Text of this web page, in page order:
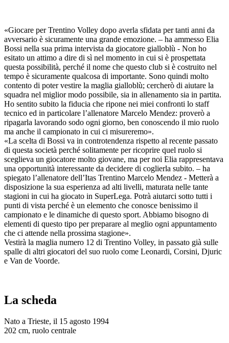
«Giocare per Trentino Volley dopo averla sfidata per tanti anni da
avversario è sicuramente una grande emozione. – ha ammesso Elia
Bossi nella sua prima intervista da giocatore gialloblù - Non ho
esitato un attimo a dire di sì nel momento in cui si è prospettata
questa possibilità, perché il nome che questo club si è costruito nel
tempo è sicuramente qualcosa di importante. Sono quindi molto
contento di poter vestire la maglia gialloblù; cercherò di aiutare la
squadra nel miglior modo possibile, sia in allenamento sia in partita.
Ho sentito subito la fiducia che ripone nei miei confronti lo staff
tecnico ed in particolare l’allenatore Marcelo Mendez: proverò a
ripagarla lavorando sodo ogni giorno, ben conoscendo il mio ruolo
ma anche il campionato in cui ci misureremo».
«La scelta di Bossi va in controtendenza rispetto al recente passato
di questa società perché solitamente per ricoprire quel ruolo si
sceglieva un giocatore molto giovane, ma per noi Elia rappresentava
una opportunità interessante da decidere di coglierla subito. – ha
spiegato l’allenatore dell’Itas Trentino Marcelo Mendez - Metterà a
disposizione la sua esperienza ad alti livelli, maturata nelle tante
stagioni in cui ha giocato in SuperLega. Potrà aiutarci sotto tutti i
punti di vista perché è un elemento che conosce benissimo il
campionato e le dinamiche di questo sport. Abbiamo bisogno di
elementi di questo tipo per preparare al meglio ogni appuntamento
che ci attende nella prossima stagione».
Vestirà la maglia numero 12 di Trentino Volley, in passato già sulle
spalle di altri giocatori del suo ruolo come Leonardi, Corsini, Djuric
e Van de Voorde.
La scheda
Nato a Trieste, il 15 agosto 1994
202 cm, ruolo centrale